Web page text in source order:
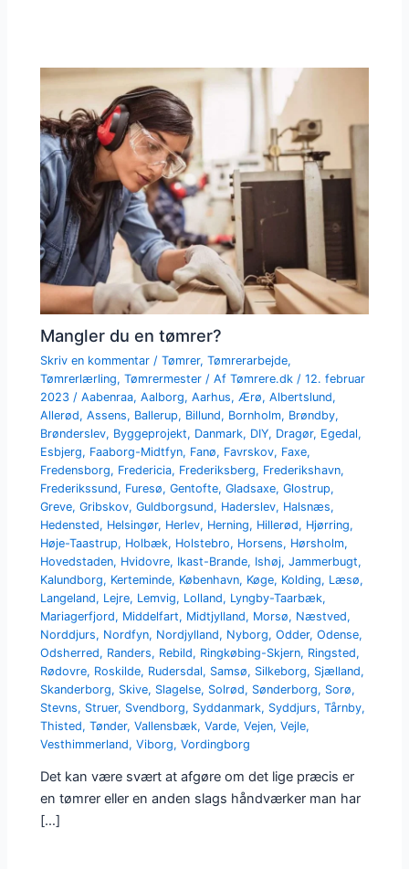
Mangler du en tømrer?
Skriv en kommentar /Tømrer,Tømrerarbejde,
Tømrerlærling,Tømrermester / AfTømrere.dk/12. februar
2023/Aabenraa,Aalborg,Aarhus,Ærø,Albertslund,
Allerød,Assens, Ballerup, Billund, Bornholm, Brøndby,
Brønderslev, Byggeprojekt, Danmark, DIY, Dragør, Egedal,
Esbjerg, Faaborg-Midtfyn, Fanø, Favrskov, Faxe,
Fredensborg, Fredericia, Frederiksberg, Frederikshavn,
Frederikssund, Furesø,Gentofte,Gladsaxe,Glostrup,
Greve,Gribskov,Guldborgsund, Haderslev, Halsnæs,
Hedensted, Helsingør, Herlev, Herning, Hillerød, Hjørring,
Høje-Taastrup, Holbæk, Holstebro, Horsens, Hørsholm,
Hovedstaden, Hvidovre, Ikast-Brande, Ishøj,Jammerbugt,
Kalundborg, Kerteminde, København, Køge, Kolding, Læsø,
Langeland, Lejre, Lemvig, Lolland, Lyngby-Taarbæk,
Mariagerfjord, Middelfart, Midtjylland, Morsø, Næstved,
Norddjurs, Nordfyn, Nordjylland, Nyborg,Odder,Odense,
Odsherred, Randers, Rebild, Ringkøbing-Skjern, Ringsted,
Rødovre, Roskilde, Rudersdal, Samsø, Silkeborg, Sjælland,
Skanderborg, Skive, Slagelse, Solrød, Sønderborg, Sorø,
Stevns, Struer, Svendborg, Syddanmark, Syddjurs,Tårnby,
Thisted,Tønder,Vallensbæk,Varde,Vejen,Vejle,
Vesthimmerland,Viborg,Vordingborg
Det kan være svært at afgøre om det lige præcis er
en tømrer eller en anden slags håndværker man har
[…]